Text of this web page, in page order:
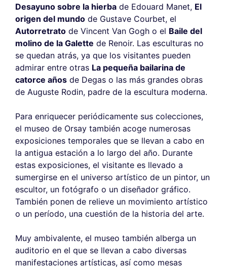
Desayuno sobre la hierba de Edouard Manet, El
origen del mundo de Gustave Courbet, el
Autorretrato de Vincent Van Gogh o el Baile del
molino de la Galette de Renoir. Las esculturas no
se quedan atrás, ya que los visitantes pueden
admirar entre otras La pequeña bailarina de
catorce años de Degas o las más grandes obras
de Auguste Rodin, padre de la escultura moderna.
Para enriquecer periódicamente sus colecciones,
el museo de Orsay también acoge numerosas
exposiciones temporales que se llevan a cabo en
la antigua estación a lo largo del año. Durante
estas exposiciones, el visitante es llevado a
sumergirse en el universo artístico de un pintor, un
escultor, un fotógrafo o un diseñador gráfico.
También ponen de relieve un movimiento artístico
o un período, una cuestión de la historia del arte.
Muy ambivalente, el museo también alberga un
auditorio en el que se llevan a cabo diversas
manifestaciones artísticas, así como mesas